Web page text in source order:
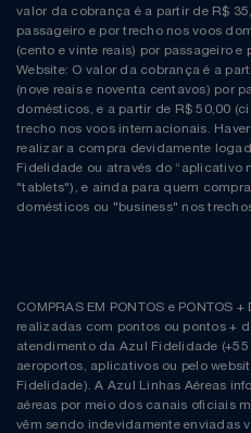
valor da cobrança é a partir de R$
passageiro e por trecho nos voos
(cento e vinte reais) por passageiro
Website: O valor da cobrança é a
(nove reais e noventa centavos) por
domésticos, e a partir de R$ 50,00
trecho nos voos internacionais.
realizar a compra devidamente
Fidelidade ou através do “aplicativo
"tablets"), e ainda para quem
domésticos ou "business" nos
COMPRAS EM PONTOS e PONTOS
realizadas com pontos ou pontos +
atendimento da Azul Fidelidade
aeroportos, aplicativos ou pelo
Fidelidade). A Azul Linhas Aéreas
aéreas por meio dos canais oficiais
vêm sendo indevidamente enviadas